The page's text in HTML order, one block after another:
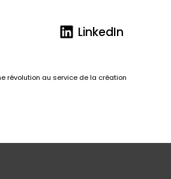
LinkedIn
révolution au service de la création